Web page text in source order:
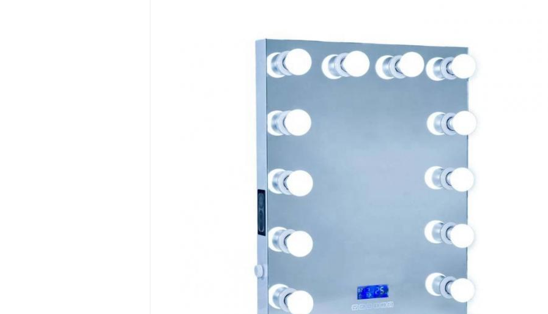
از 10 درصد تخفیف در اولین سفارش خود لذت
ببریدوقتی برای ایمیل و پیامک ثبت نام می کنید*
ارسال